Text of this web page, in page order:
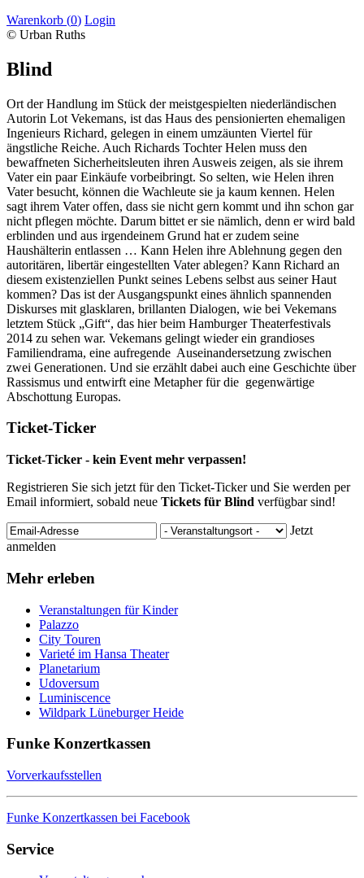
Warenkorb (0) Login
© Urban Ruths
Blind
Ort der Handlung im Stück der meistgespielten niederländischen
Autorin Lot Vekemans, ist das Haus des pensionierten ehemaligen
Ingenieurs Richard, gelegen in einem umzäunten Viertel für
ängstliche Reiche. Auch Richards Tochter Helen muss den
bewaffneten Sicherheitsleuten ihren Ausweis zeigen, als sie ihrem
Vater ein paar Einkäufe vorbeibringt. So selten, wie Helen ihren
Vater besucht, können die Wachleute sie ja kaum kennen. Helen
sagt ihrem Vater offen, dass sie nicht gern kommt und ihn schon gar
nicht pflegen möchte. Darum bittet er sie nämlich, denn er wird bald
erblinden und aus irgendeinem Grund hat er zudem seine
Haushälterin entlassen … Kann Helen ihre Ablehnung gegen den
autoritären, libertär eingestellten Vater ablegen? Kann Richard an
diesem existenziellen Punkt seines Lebens selbst aus seiner Haut
kommen? Das ist der Ausgangspunkt eines ähnlich spannenden
Diskurses mit glasklaren, brillanten Dialogen, wie bei Vekemans
letztem Stück „Gift“, das hier beim Hamburger Theaterfestivals
2014 zu sehen war. Vekemans gelingt wieder ein grandioses
Familiendrama, eine aufregende Auseinandersetzung zwischen
zwei Generationen. Und sie erzählt dabei auch eine Geschichte über
Rassismus und entwirft eine Metapher für die gegenwärtige
Abschottung Europas.
Ticket-Ticker
Ticket-Ticker - kein Event mehr verpassen!
Registrieren Sie sich jetzt für den Ticket-Ticker und Sie werden per
Email informiert, sobald neue Tickets für Blind verfügbar sind!
Jetzt
anmelden
Mehr erleben
Veranstaltungen für Kinder
Palazzo
City Touren
Varieté im Hansa Theater
Planetarium
Udoversum
Luminiscence
Wildpark Lüneburger Heide
Funke Konzertkassen
Vorverkaufsstellen
Funke Konzertkassen bei Facebook
Service